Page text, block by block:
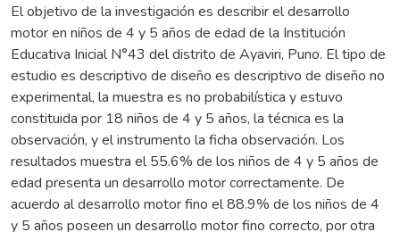
El objetivo de la investigación es describir el desarrollo
motor en niños de 4 y 5 años de edad de la Institución
Educativa Inicial N°43 del distrito de Ayaviri, Puno. El tipo de
estudio es descriptivo de diseño es descriptivo de diseño no
experimental, la muestra es no probabilística y estuvo
constituida por 18 niños de 4 y 5 años, la técnica es la
observación, y el instrumento la ficha observación. Los
resultados muestra el 55.6% de los niños de 4 y 5 años de
edad presenta un desarrollo motor correctamente. De
acuerdo al desarrollo motor fino el 88.9% de los niños de 4
y 5 años poseen un desarrollo motor fino correcto, por otra